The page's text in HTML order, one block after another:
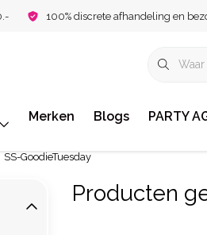
100% discrete afhandeling en
Merken Blogs PARTY
SS-GoodieTuesday
Producten